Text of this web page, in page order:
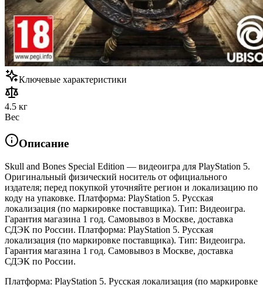
Ключевые характеристики
4.5 кг
Вес
Описание
Skull and Bones Special Edition — видеоигра для PlayStation 5.
Оригинальный физический носитель от официального
издателя; перед покупкой уточняйте регион и локализацию по
коду на упаковке. Платформа: PlayStation 5. Русская
локализация (по маркировке поставщика). Тип: Видеоигра.
Гарантия магазина 1 год. Самовывоз в Москве, доставка
СДЭК по России. Платформа: PlayStation 5. Русская
локализация (по маркировке поставщика). Тип: Видеоигра.
Гарантия магазина 1 год. Самовывоз в Москве, доставка
СДЭК по России.
Платформа: PlayStation 5. Русская локализация (по маркировке